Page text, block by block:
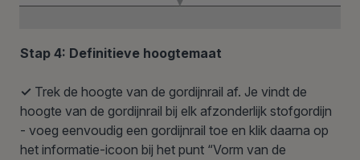
Stap 4: Definitieve hoogtemaat
✓ Trek de hoogte van de gordijnrail af. Je vindt de
hoogte van de gordijnrail bij elk afzonderlijk stofgordijn
- voeg eenvoudig een gordijnrail toe en klik daarna op
het informatie-icoon bij het punt “Vorm van de